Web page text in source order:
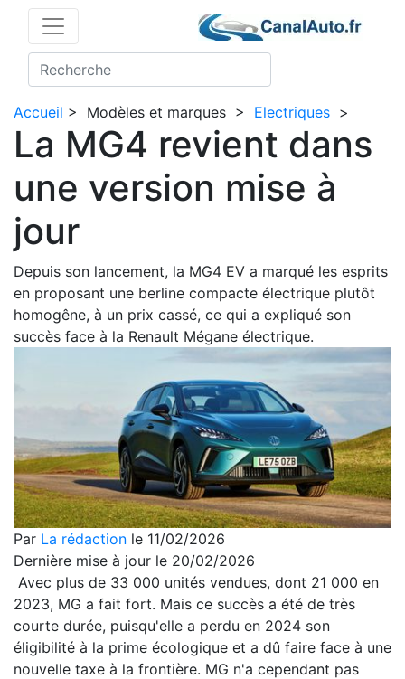
Accueil > Modèles et marques > Electriques >
La MG4 revient dans
une version mise à
jour
Depuis son lancement, la MG4 EV a marqué les esprits
en proposant une berline compacte électrique plutôt
homogêne, à un prix cassé, ce qui a expliqué son
succès face à la Renault Mégane électrique.
Par La rédaction le 11/02/2026
Dernière mise à jour le 20/02/2026
Avec plus de 33 000 unités vendues, dont 21 000 en
2023, MG a fait fort. Mais ce succès a été de très
courte durée, puisqu'elle a perdu en 2024 son
éligibilité à la prime écologique et a dû faire face à une
nouvelle taxe à la frontière. MG n'a cependant pas